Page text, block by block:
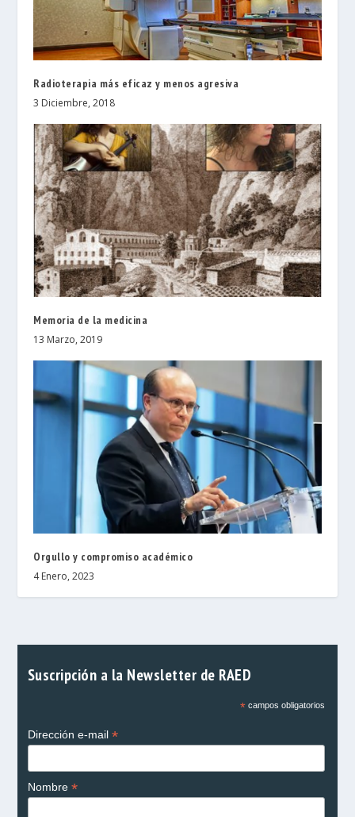
Radioterapia más eficaz y menos agresiva
3 Diciembre, 2018
Memoria de la medicina
13 Marzo, 2019
Orgullo y compromiso académico
4 Enero, 2023
Suscripción a la Newsletter de RAED
*campos obligatorios
Dirección e-mail *
Nombre *